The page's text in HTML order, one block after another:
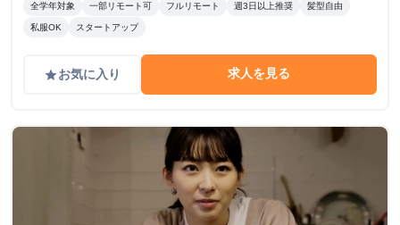
全学年対象 一部リモート可 フルリモート 週3日以上推奨 髪型自由
私服OK スタートアップ
gradeお気に入り 求人を見る